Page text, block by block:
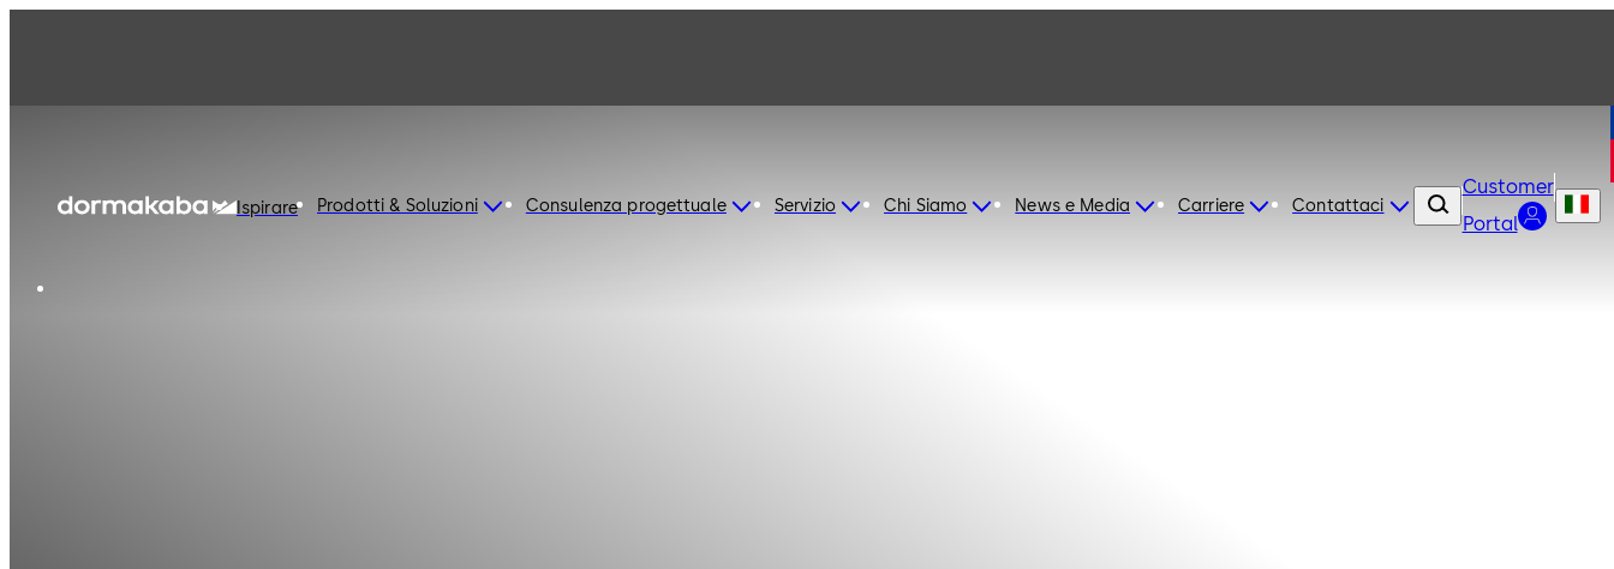
Ispirare Prodotti & Soluzioni Consulenza progettuale Servizio Chi Siamo News e Media Carriere Contattaci
Customer
Portal